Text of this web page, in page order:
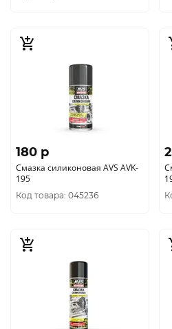
180 p
Смазка силиконовая AVS AVK-
195
Код товара: 045236